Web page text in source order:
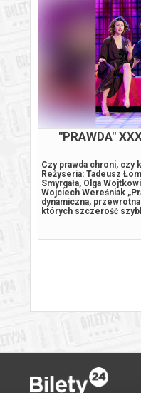
"PRAWDA"
Czy prawda chroni, czy
Reżyseria: Tadeusz
Smyrgała, Olga
Wojciech Wereśniak
dynamiczna,
których szczerość
minowe. Bohaterowie
kilkuletnim
przekonani, że wiedzą